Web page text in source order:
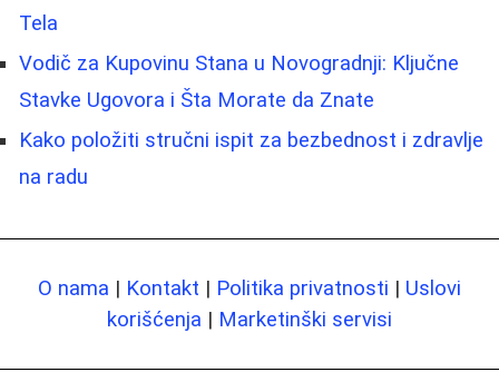
Tela
Vodič za Kupovinu Stana u Novogradnji: Ključne
Stavke Ugovora i Šta Morate da Znate
Kako položiti stručni ispit za bezbednost i zdravlje
na radu
O nama | Kontakt | Politika privatnosti | Uslovi
korišćenja | Marketinški servisi